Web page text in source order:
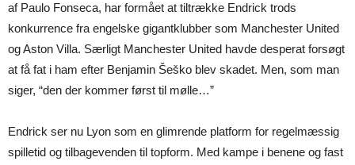
af Paulo Fonseca, har formået at tiltrække Endrick trods
konkurrence fra engelske gigantklubber som Manchester United
og Aston Villa. Særligt Manchester United havde desperat forsøgt
at få fat i ham efter Benjamin Šeško blev skadet. Men, som man
siger, “den der kommer først til mølle…”
Endrick ser nu Lyon som en glimrende platform for regelmæssig
spilletid og tilbagevenden til topform. Med kampe i benene og fast